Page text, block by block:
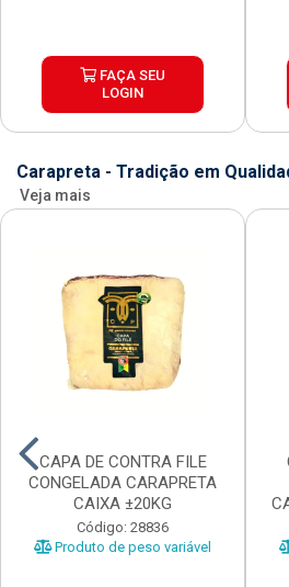
FAÇA SEU
LOGIN
Carapreta - Tradição em
Veja mais
CAPA DE CONTRA FILE
CONGELADA CARAPRETA
CAIXA ±20KG
Código: 28836
Produto de peso variável